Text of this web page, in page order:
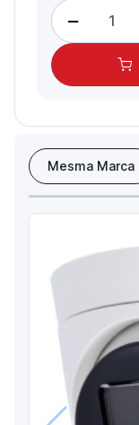
−
Mesma Marca